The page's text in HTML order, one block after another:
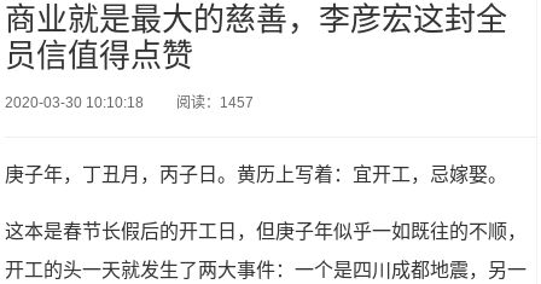
商业就是最大的慈善，李彦宏这封全
员信值得点赞
2020-03-30 10:10:18 阅读：1457
庚子年，丁丑月，丙子日。黄历上写着：宜开工，忌嫁娶。
这本是春节长假后的开工日，但庚子年似乎一如既往的不顺，
开工的头一天就发生了两大事件：一个是四川成都地震，另一